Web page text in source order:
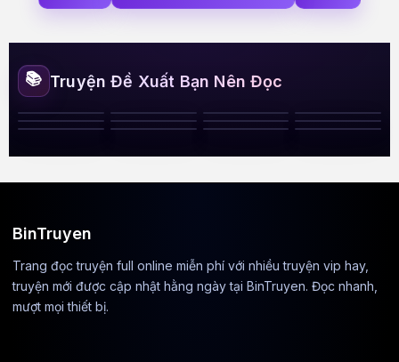
📚 Truyện Đề Xuất Bạn Nên Đọc
Khúc Mắc Giữa
Hai Trái Tim
Thầy Là Của Em
Hầu Phủ Đêm
Cấm Kỵ
Ngọt Ngào
Chồng Cũ
Định Mệnh Chọn
BinTruyen
Trang đọc truyện full online miễn phí với nhiều truyện vip hay,
truyện mới được cập nhật hằng ngày tại BinTruyen. Đọc nhanh,
mượt mọi thiết bị.